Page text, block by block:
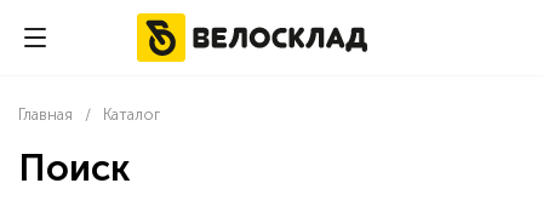
Поиск
Главная -
Каталог